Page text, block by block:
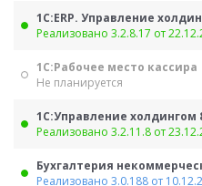
1С:ERP. Управление
Реализовано 3.2.8.17 от
1С:Рабочее место кассира
Не планируется
1С:Управление холдингом
Реализовано 3.2.11.8 от
Бухгалтерия
Реализовано 3.0.188 от